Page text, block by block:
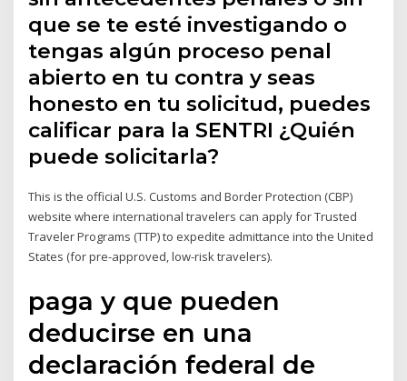
que se te esté investigando o
tengas algún proceso penal
abierto en tu contra y seas
honesto en tu solicitud, puedes
calificar para la SENTRI ¿Quién
puede solicitarla?
This is the official U.S. Customs and Border Protection (CBP)
website where international travelers can apply for Trusted
Traveler Programs (TTP) to expedite admittance into the United
States (for pre-approved, low-risk travelers).
paga y que pueden
deducirse en una
declaración federal de